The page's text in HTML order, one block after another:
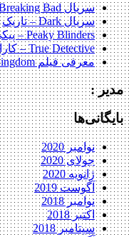
سریال Breaking Bad – افسار گسیخته
سریال Dark – تاریک
Peaky Blinders – پیکی بلایندرز
True Detective – کاراگاه واقعی
معرفی فیلم The Last Kingdom – آخرین پادشاهی
مدیر :
بایگانی‌ها
نوامبر 2020
جولای 2020
ژانویه 2020
آگوست 2019
نوامبر 2018
اکتبر 2018
سپتامبر 2018